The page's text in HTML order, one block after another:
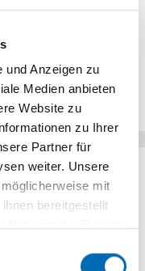
und Anzeigen zu
Medien anbieten
Website zu
zu Ihrer
Partner für
weiter. Unsere
mit
bereitgestellt
von Knie